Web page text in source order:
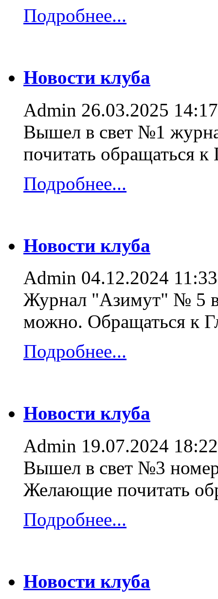
Подробнее...
Новости клуба
Admin 26.03.2025 14:17
Вышел в свет №1
почитать обращаться
Подробнее...
Новости клуба
Admin 04.12.2024 11:33
Журнал "Азимут" № 5
можно. Обращаться к
Подробнее...
Новости клуба
Admin 19.07.2024 18:22
Вышел в свет №3
Желающие почитать
Подробнее...
Новости клуба